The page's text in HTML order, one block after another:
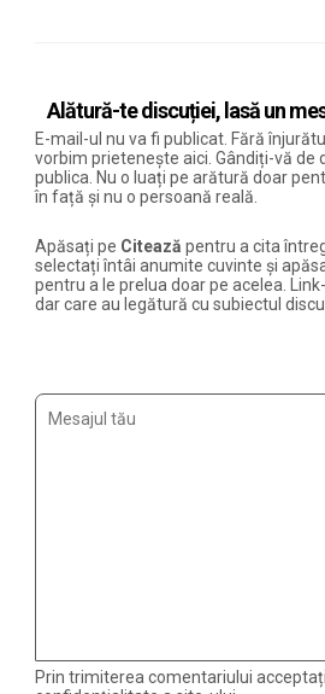
Alătură-te discuției, lasă un
E-mail-ul nu va fi publicat. Fără
vorbim prietenește aici. Gândiți-vă de
publica. Nu o luați pe arătură doar
în față și nu o persoană reală.
Apăsați pe Citează pentru a cita
selectați întâi anumite cuvinte și
pentru a le prelua doar pe acelea.
dar care au legătură cu subiectul
Prin trimiterea comentariului